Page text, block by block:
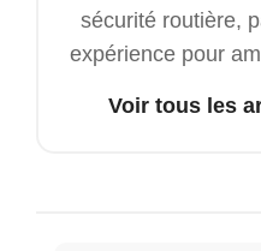
sécurité routière,
expérience pour
Voir tous les